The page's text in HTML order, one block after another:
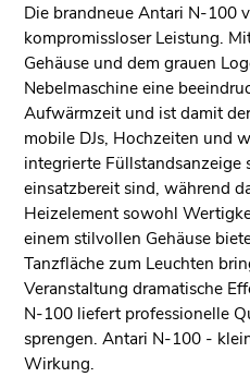
Die brandneue Antari N-100
kompromissloser Leistung.
Gehäuse und dem grauen
Nebelmaschine eine
Aufwärmzeit und ist damit
mobile DJs, Hochzeiten und
integrierte Füllstandsanzeige
einsatzbereit sind, während
Heizelement sowohl
einem stilvollen Gehäuse
Tanzfläche zum Leuchten
Veranstaltung dramatische
N-100 liefert professionelle
sprengen. Antari N-100 -
Wirkung.